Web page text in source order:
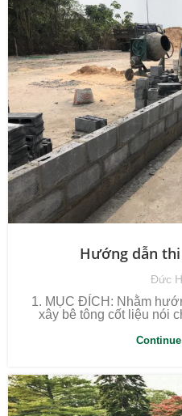
Hướng dẫn
Đức
1. MỤC ĐÍCH: Nhằm
xây bê tông cốt liệu nói